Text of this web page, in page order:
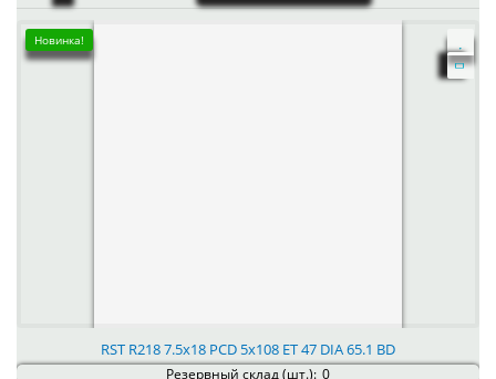
Новинка!
RST R218 7.5x18 PCD 5x108 ET 47 DIA 65.1 BD
Резервный склад (шт.): 0